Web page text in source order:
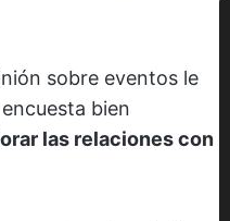
sobre eventos le
bien
las relaciones con